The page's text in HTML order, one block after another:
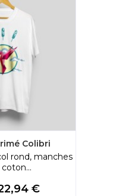
Colibri
rond, manches
€